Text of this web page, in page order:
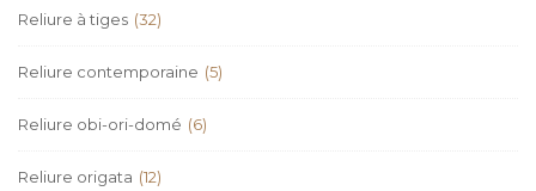
Reliure à tiges (32)
Reliure contemporaine (5)
Reliure obi-ori-domé (6)
Reliure origata (12)